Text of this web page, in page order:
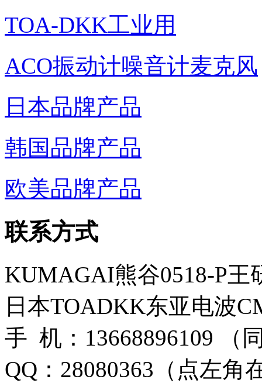
TOA-DKK工业用
ACO振动计噪音计麦克风
日本品牌产品
韩国品牌产品
欧美品牌产品
联系方式
KUMAGAI熊谷0518-P王
日本TOADKK东亚电波
手 机：13668896109 （
QQ：28080363（点左角